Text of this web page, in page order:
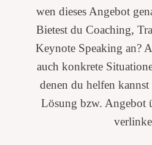
wen dieses Angebot
Bietest du Coaching,
Keynote Speaking an?
auch konkrete
denen du helfen
Lösung bzw. Angebot